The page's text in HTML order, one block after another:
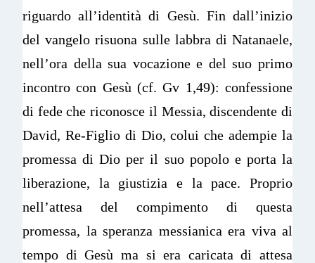
riguardo all’identità di Gesù. Fin dall’inizio
del vangelo risuona sulle labbra di Natanaele,
nell’ora della sua vocazione e del suo primo
incontro con Gesù (cf. Gv 1,49): confessione
di fede che riconosce il Messia, discendente di
David, Re-Figlio di Dio, colui che adempie la
promessa di Dio per il suo popolo e porta la
liberazione, la giustizia e la pace. Proprio
nell’attesa del compimento di questa
promessa, la speranza messianica era viva al
tempo di Gesù ma si era caricata di attesa